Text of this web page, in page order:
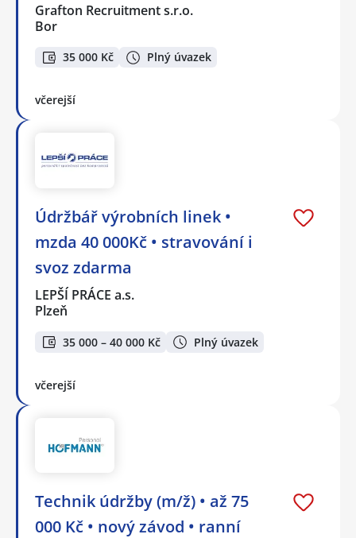
Grafton Recruitment s.r.o.
Bor
35 000 Kč Plný úvazek
včerejší
Údržbář výrobních linek •
mzda 40 000Kč • stravování i
svoz zdarma
LEPŠÍ PRÁCE a.s.
Plzeň
35 000 – 40 000 Kč Plný úvazek
včerejší
Technik údržby (m/ž) • až 75
000 Kč • nový závod • ranní